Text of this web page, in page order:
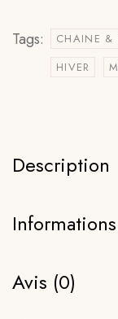
Tags: CHAINE &
HIVER
Description
Avis (0)